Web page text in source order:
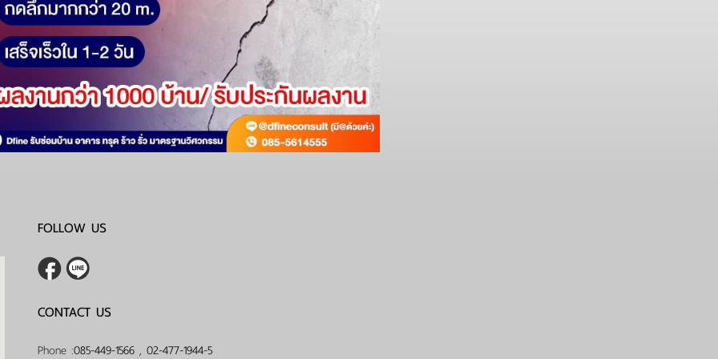
FOLLOW US
CONTACT US
Phone :085-449-1566 , 02-477-1944-5